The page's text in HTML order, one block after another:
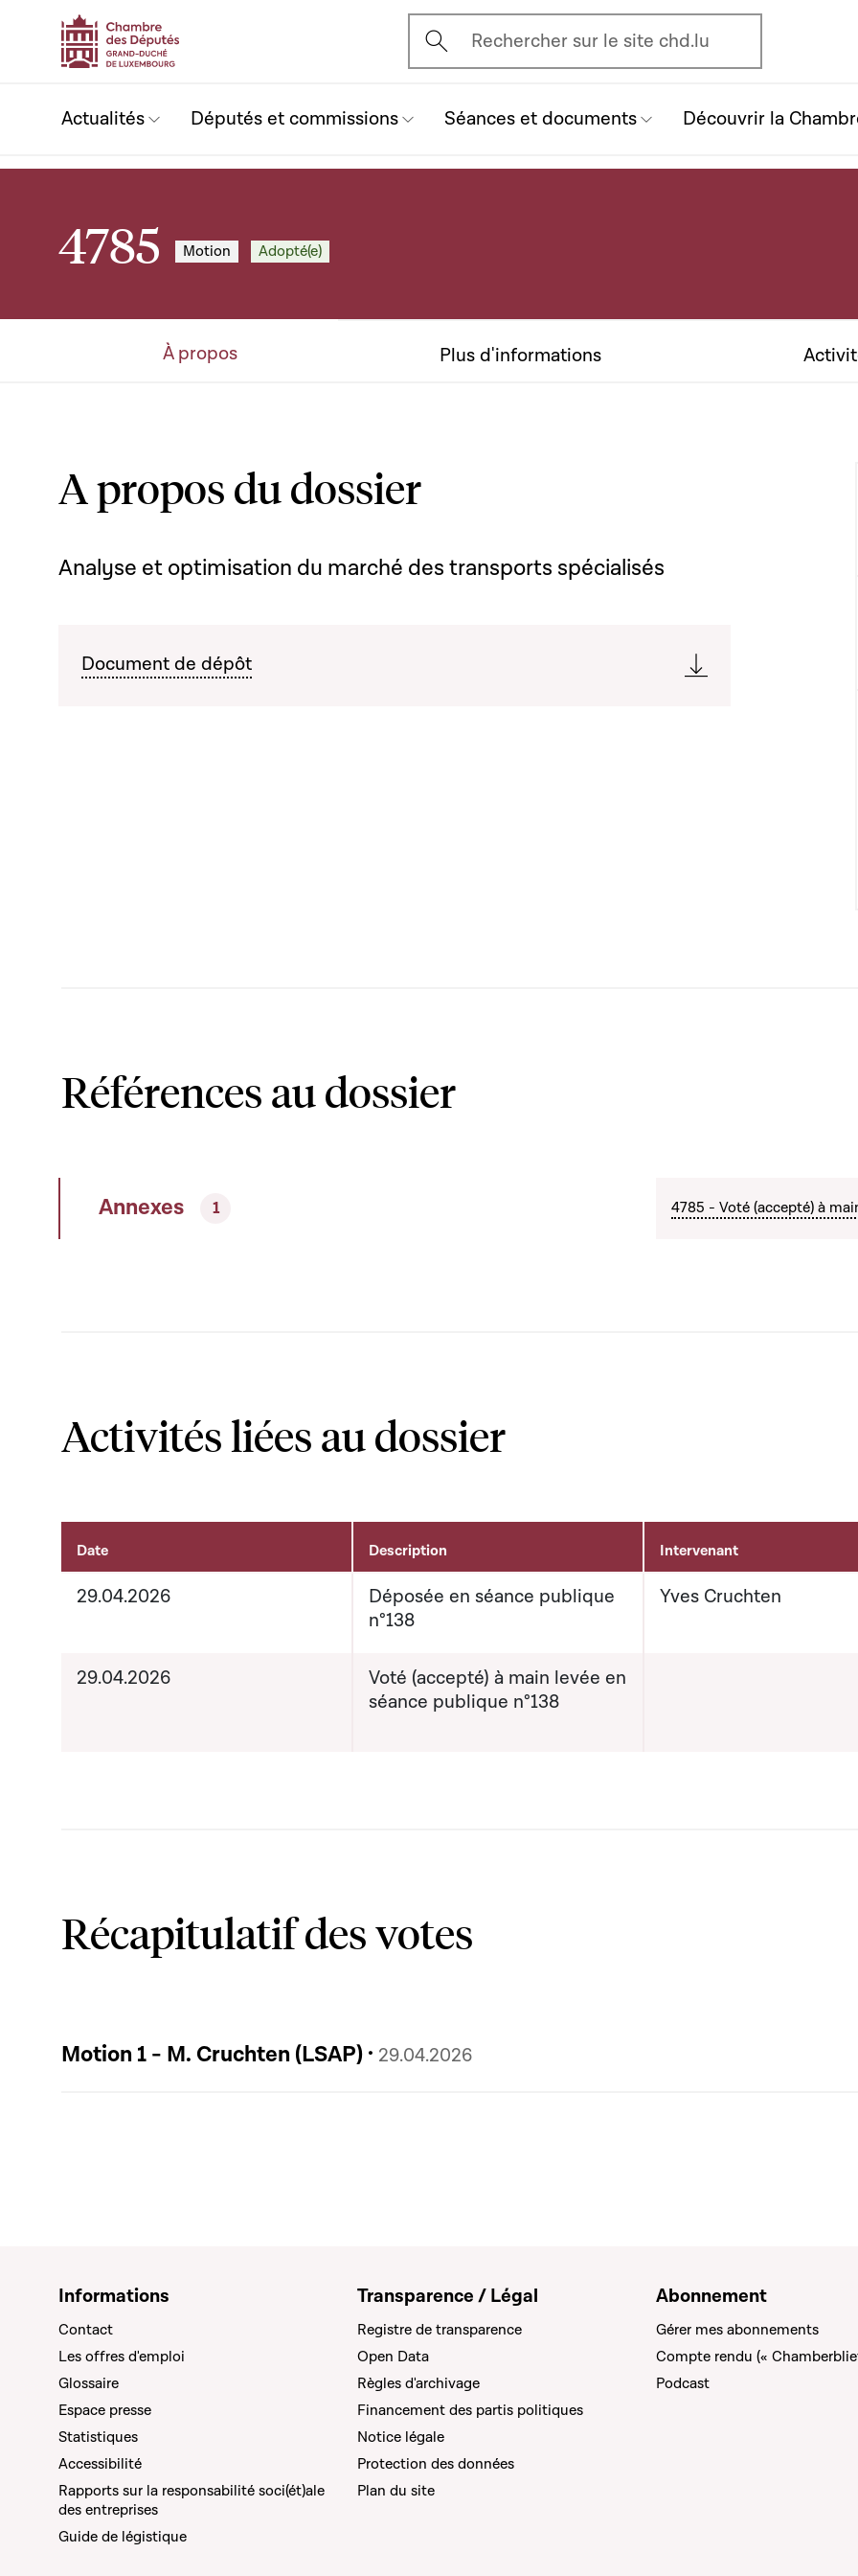
Ouvrir l'écran de recherche
Rechercher sur le site chd.lu
Actualités Députés et commissions Séances et documents Découvrir la
4785 Motion Adopté(e)
À propos Plus d'informations
A propos du dossier
Analyse et optimisation du marché des transports spécialisés
Document de dépôt
Références au dossier
Annexes 1 4785 - Voté (accepté) à
Activités liées au dossier
Activités liées au dossier
Date Description Intervenant
29.04.2026
Déposée en séance publique
n°138
Yves Cruchten
29.04.2026
Voté (accepté) à main levée en
séance publique n°138
Récapitulatif des votes
Motion 1 - M. Cruchten (LSAP) · 29.04.2026
Informations
Contact
Les offres d'emploi
Glossaire
Espace presse
Statistiques
Accessibilité
Rapports sur la responsabilité soci(ét)ale
des entreprises
Guide de légistique
Transparence / Légal
Registre de transparence
Open Data
Règles d'archivage
Financement des partis politiques
Notice légale
Protection des données
Plan du site
Abonnement
Gérer mes abonnements
Compte rendu («
Podcast